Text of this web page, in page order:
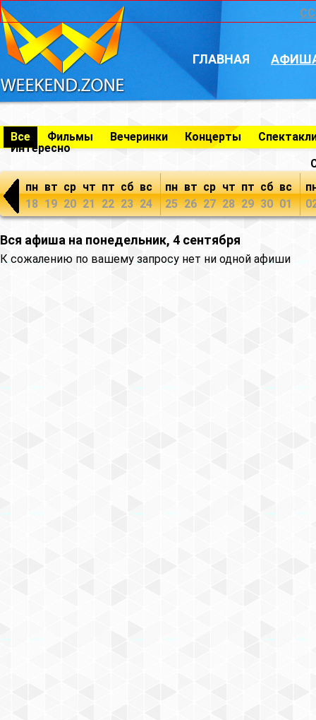
ГЛАВНАЯ
Все Фильмы Вечеринки Концерты
Интересно
пн
18
вт
19
ср
20
чт
21
пт
22
сб
23
вс
24
пн
25
вт
26
ср
27
чт
28
пт
29
сб
30
вс
01
Вся афиша на понедельник, 4 сентября
К сожалению по вашему запросу нет ни одной афиши